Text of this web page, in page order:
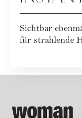
sichtbar
Sichtbar
für strahlende